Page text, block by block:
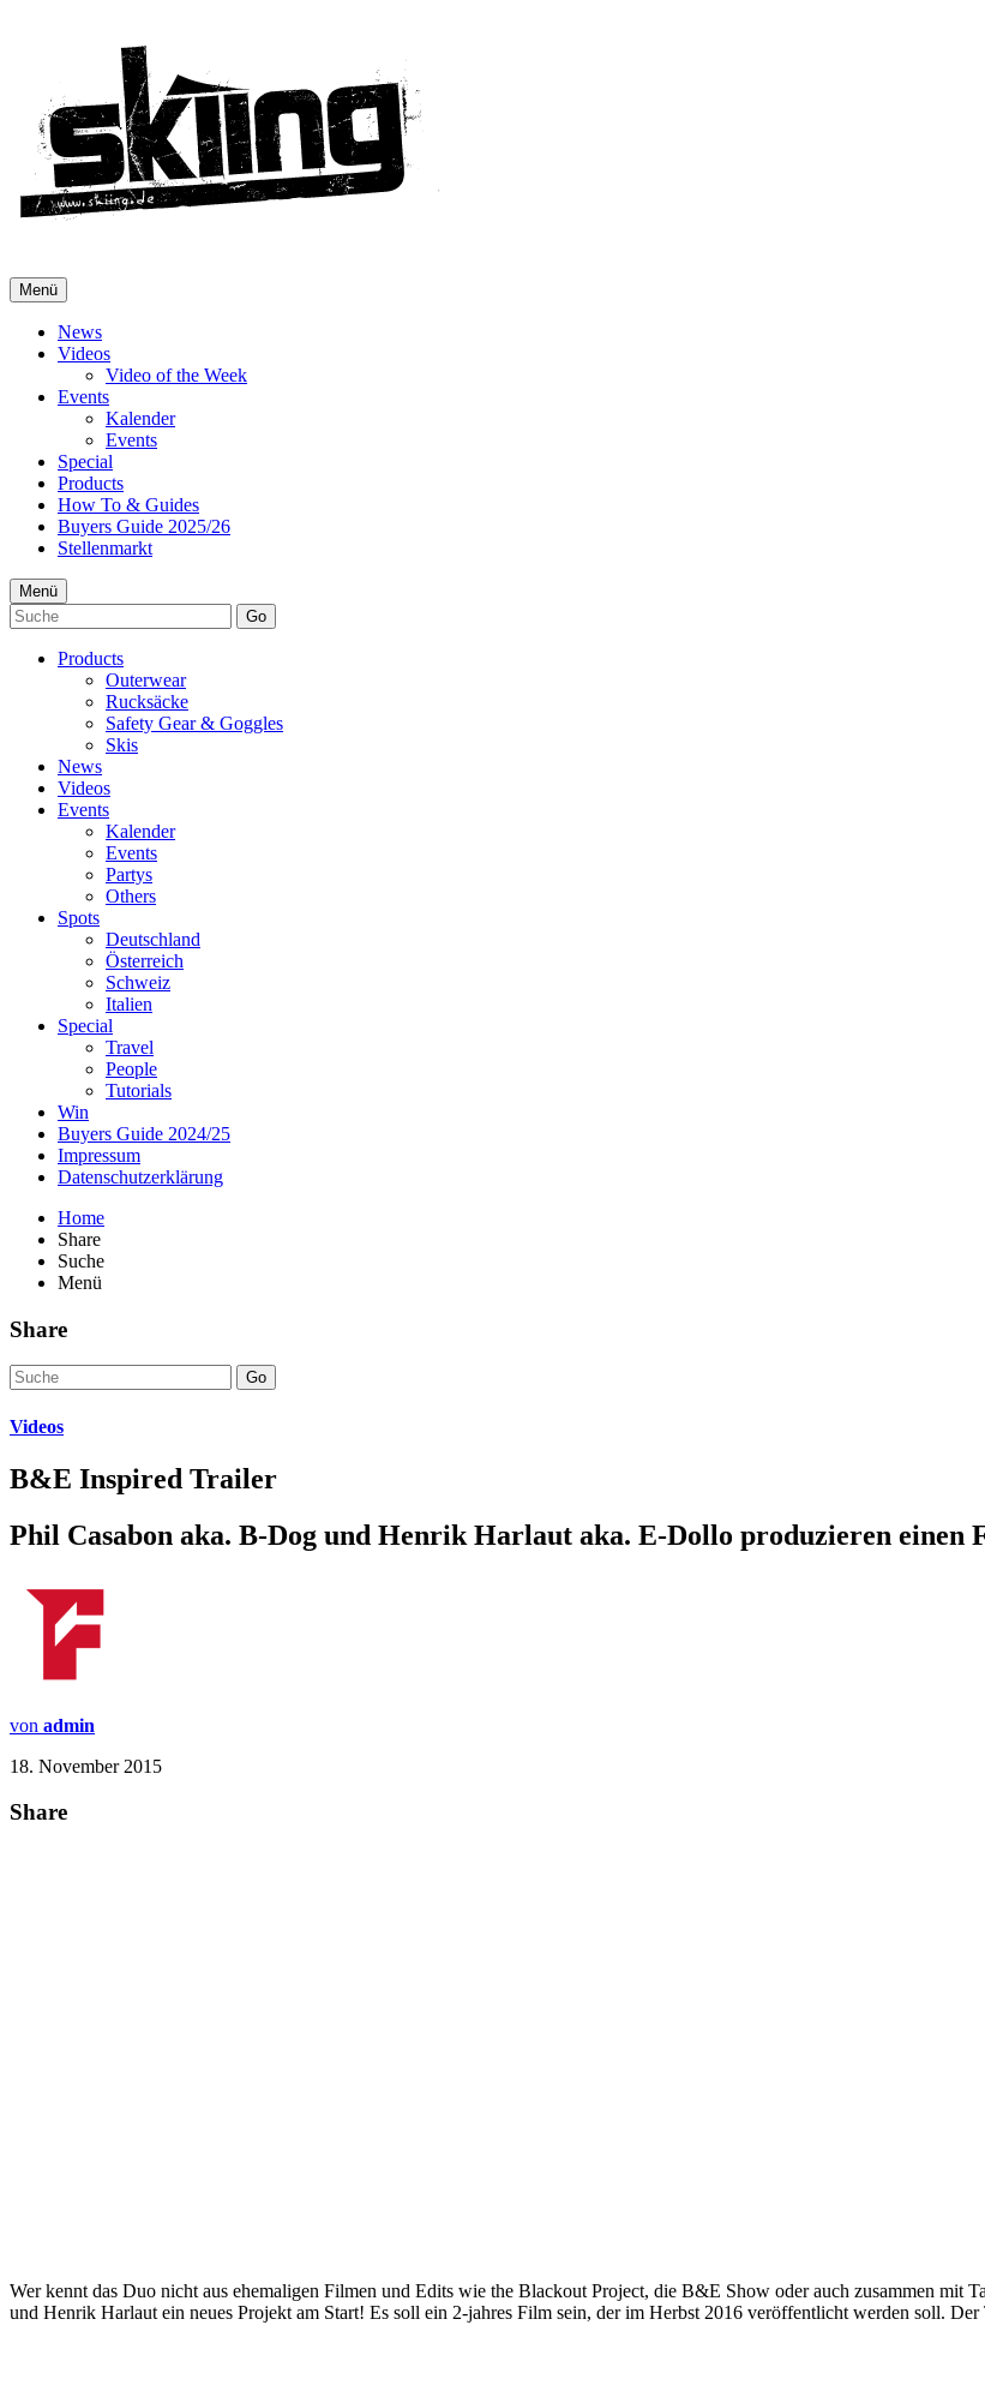
Menü
News
Videos
Video of the Week
Events
Kalender
Events
Special
Products
How To & Guides
Buyers Guide 2025/26
Stellenmarkt
Menü
Go
Products
Outerwear
Rucksäcke
Safety Gear & Goggles
Skis
News
Videos
Events
Kalender
Events
Partys
Others
Spots
Deutschland
Österreich
Schweiz
Italien
Special
Travel
People
Tutorials
Win
Buyers Guide 2024/25
Impressum
Datenschutzerklärung
Home
Share
Suche
Menü
Share
Go
Videos
B&E Inspired Trailer
Phil Casabon aka. B-Dog und Henrik Harlaut aka. E-Dollo produzieren einen
von admin
18. November 2015
Share
Wer kennt das Duo nicht aus ehemaligen Filmen und Edits wie the Blackout Project, die B&E Show oder auch zusammen mit
und Henrik Harlaut ein neues Projekt am Start! Es soll ein 2-jahres Film sein, der im Herbst 2016 veröffentlicht werden soll.